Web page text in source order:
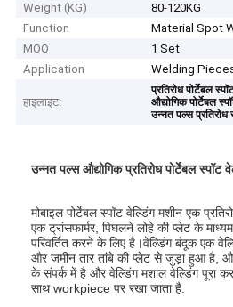
Weight (KG)
80-120KG
Function
Material Spot
MOQ
1 Set
Application
Welding
हाइलाइट:
प्रतिरोध पोर्टेबल
औद्योगिक पोर्टेबल
उन्नत पल्स प्रतिरोध
उन्नत पल्स औद्योगिक प्रतिरोध पोर्टेबल स्पॉट
मोबाइल पोर्टेबल स्पॉट वेल्डिंग मशीन एक
एक ट्रांसफार्मर, पिघलने लोहे की प्लेट के माध्यम
परिवर्तित करने के लिए है।वेल्डिंग बंदूक एक
और जमीन तार तांबे की प्लेट से जुड़ा हुआ है,
के संपर्क में है और वेल्डिंग मशाल वेल्डिंग पूरा
साथ workpiece पर रखा जाता है.